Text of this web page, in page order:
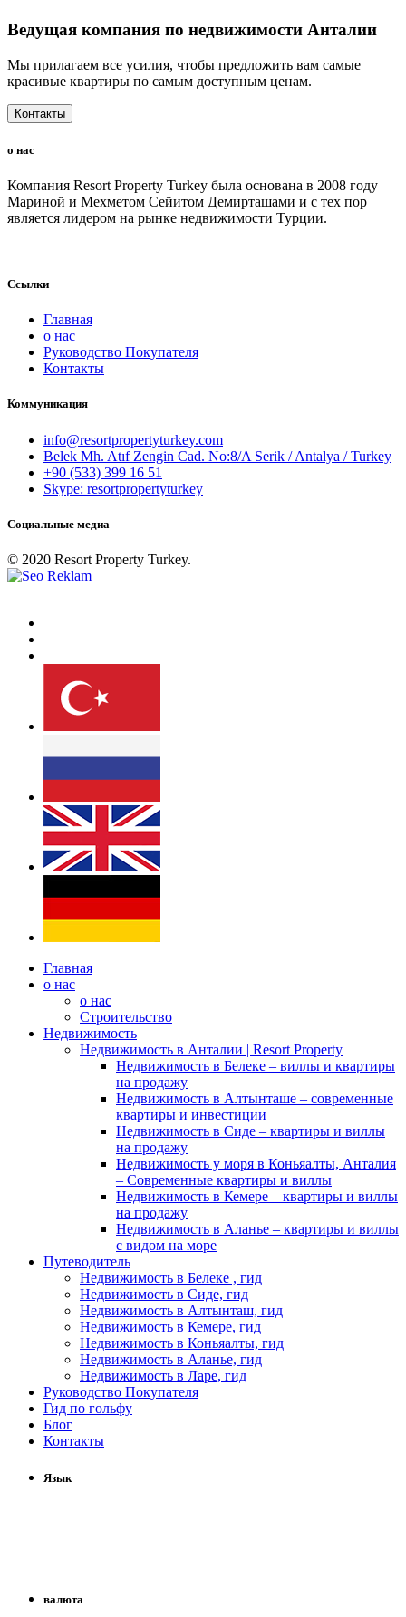
Ведущая компания по недвижимости Анталии
Мы прилагаем все усилия, чтобы предложить вам самые
красивые квартиры по самым доступным ценам.
Контакты
о нас
Компания Resort Property Turkey была основана в 2008 году
Мариной и Мехметом Сейитом Демирташами и с тех пор
является лидером на рынке недвижимости Турции.
Ссылки
Главная
о нас
Руководство Покупателя
Контакты
Коммуникация
info@resortpropertyturkey.com
Belek Mh. Atıf Zengin Cad. No:8/A Serik / Antalya / Turkey
+90 (533) 399 16 51
Skype: resortpropertyturkey
Социальные медиа
© 2020 Resort Property Turkey.
Главная
о нас
о нас
Строительство
Недвижимость
Недвижимость в Анталии | Resort Property
Недвижимость в Белеке – виллы и квартиры
на продажу
Недвижимость в Алтынташе – современные
квартиры и инвестиции
Недвижимость в Сиде – квартиры и виллы
на продажу
Недвижимость у моря в Коньяалты, Анталия
– Современные квартиры и виллы
Недвижимость в Кемере – квартиры и виллы
на продажу
Недвижимость в Аланье – квартиры и виллы
с видом на море
Путеводитель
Недвижимость в Белеке , гид
Недвижимость в Сиде, гид
Недвижимость в Алтынташ, гид
Недвижимость в Кемере, гид
Недвижимость в Коньяалты, гид
Недвижимость в Аланье, гид
Недвижимость в Ларе, гид
Руководство Покупателя
Гид по гольфу
Блог
Контакты
Язык
валюта